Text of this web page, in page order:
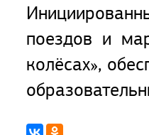
поездов и
колёсах»,